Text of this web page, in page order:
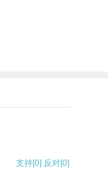
支持[0] 反对[0]